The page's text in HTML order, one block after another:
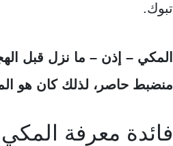
تبوك.
المكي – إذن – ما نزل قبل
منضبط حاصر، لذلك كان هو
فائدة معرفة